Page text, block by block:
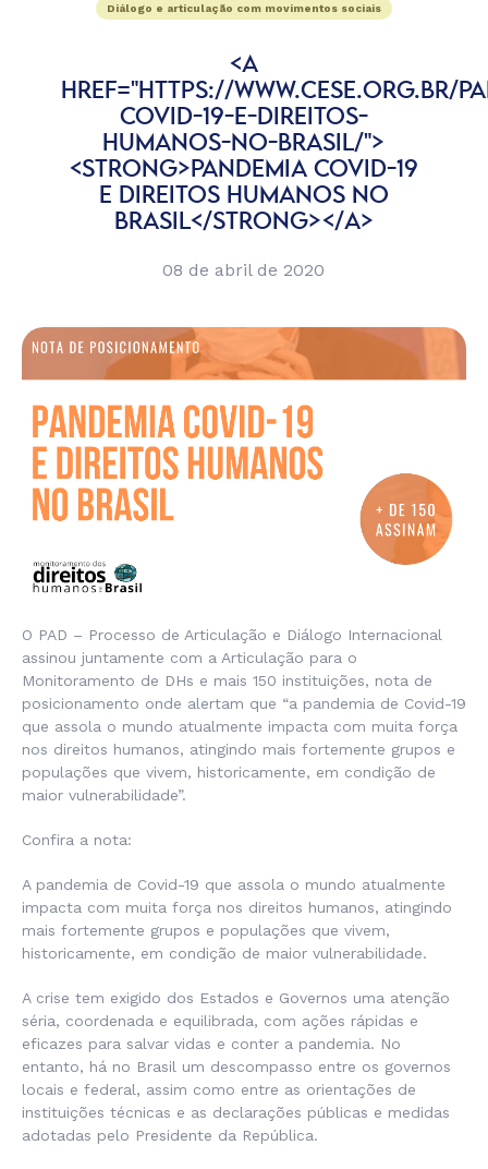
Diálogo e articulação com movimentos sociais
<A
HREF="HTTPS://WWW.CESE.ORG.BR/
COVID-19-E-DIREITOS-
HUMANOS-NO-BRASIL/">
<STRONG>PANDEMIA COVID-19
E DIREITOS HUMANOS NO
BRASIL</STRONG></A>
08 de abril de 2020
O PAD – Processo de Articulação e Diálogo Internacional
assinou juntamente com a Articulação para o
Monitoramento de DHs e mais 150 instituições, nota de
posicionamento onde alertam que “a pandemia de Covid-19
que assola o mundo atualmente impacta com muita força
nos direitos humanos, atingindo mais fortemente grupos e
populações que vivem, historicamente, em condição de
maior vulnerabilidade”.
Confira a nota:
A pandemia de Covid-19 que assola o mundo atualmente
impacta com muita força nos direitos humanos, atingindo
mais fortemente grupos e populações que vivem,
historicamente, em condição de maior vulnerabilidade.
A crise tem exigido dos Estados e Governos uma atenção
séria, coordenada e equilibrada, com ações rápidas e
eficazes para salvar vidas e conter a pandemia. No
entanto, há no Brasil um descompasso entre os governos
locais e federal, assim como entre as orientações de
instituições técnicas e as declarações públicas e medidas
adotadas pelo Presidente da República.